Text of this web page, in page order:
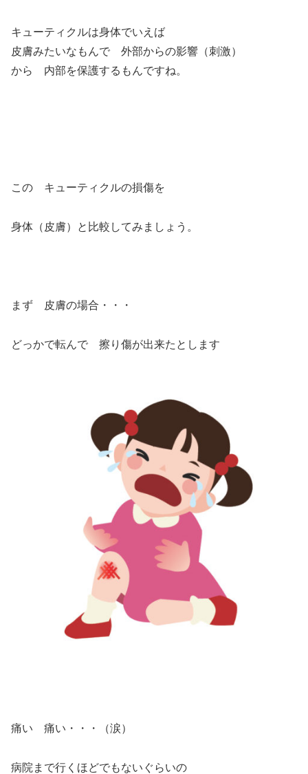
キューティクルは身体でいえば
皮膚みたいなもんで 外部からの影響（刺激）
から 内部を保護するもんですね。
この キューティクルの損傷を
身体（皮膚）と比較してみましょう。
まず 皮膚の場合・・・
どっかで転んで 擦り傷が出来たとします
痛い 痛い・・・（涙）
病院まで行くほどでもないぐらいの